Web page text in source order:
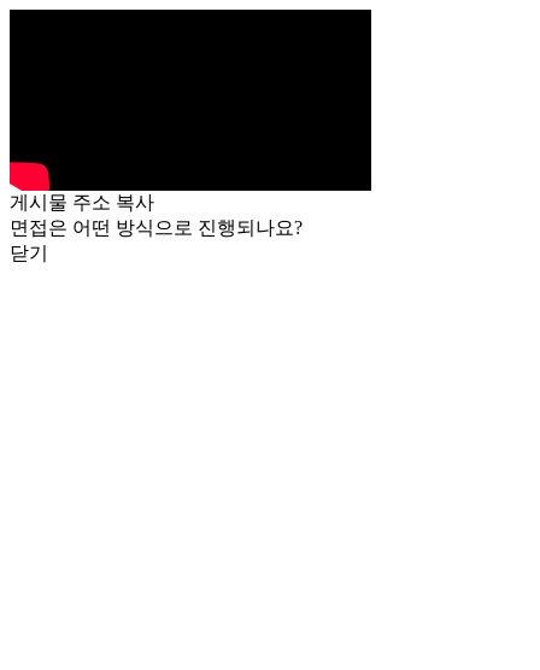
게시물 주소 복사
면접은 어떤 방식으로 진행되나요?
닫기